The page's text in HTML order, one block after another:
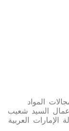
المواد
السيد شعيب
في دولة الإمارات العربية